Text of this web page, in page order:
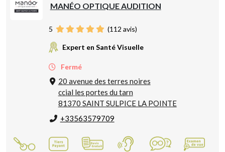
MANÉO OPTIQUE AUDITION
5 (112 avis)
Expert en Santé Visuelle
Fermé
20 avenue des terres noires
ccial les portes du tarn
81370 SAINT SULPICE LA POINTE
+33563579709